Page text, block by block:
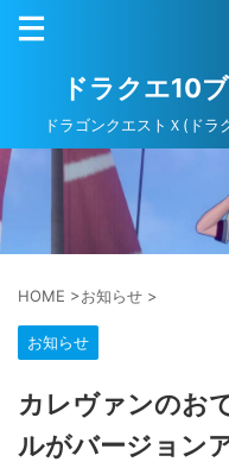
ドラクエ10
ドラゴンクエストＸ(ドラ
HOME >お知らせ >
お知らせ
カレヴァンのお
ルがバージョン